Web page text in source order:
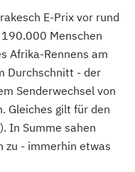
E-Prix vor rund
Menschen
Afrika-Rennens am
Durchschnitt - der
Senderwechsel von
Gleiches gilt für den
In Summe sahen
zu - immerhin etwas